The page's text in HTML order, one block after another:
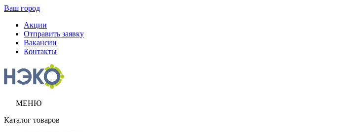
Ваш город
Акции
Отправить заявку
Вакансии
Контакты
МЕНЮ
Каталог товаров